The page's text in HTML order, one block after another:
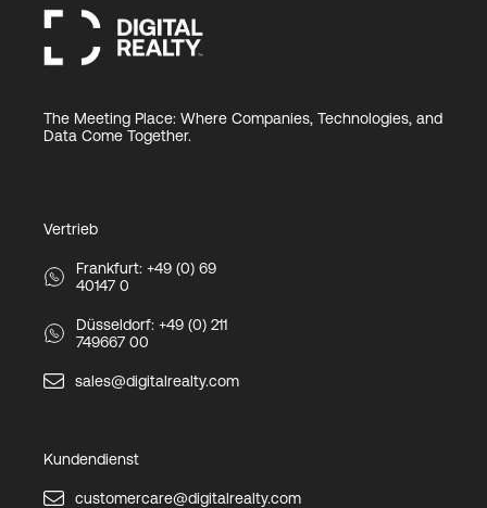
The Meeting Place: Where Companies, Technologies, and
Data Come Together.
Vertrieb
Frankfurt: +49 (0) 69
40147 0
Düsseldorf: +49 (0) 211
749667 00
sales@digitalrealty.com
Kundendienst
customercare@digitalrealty.com